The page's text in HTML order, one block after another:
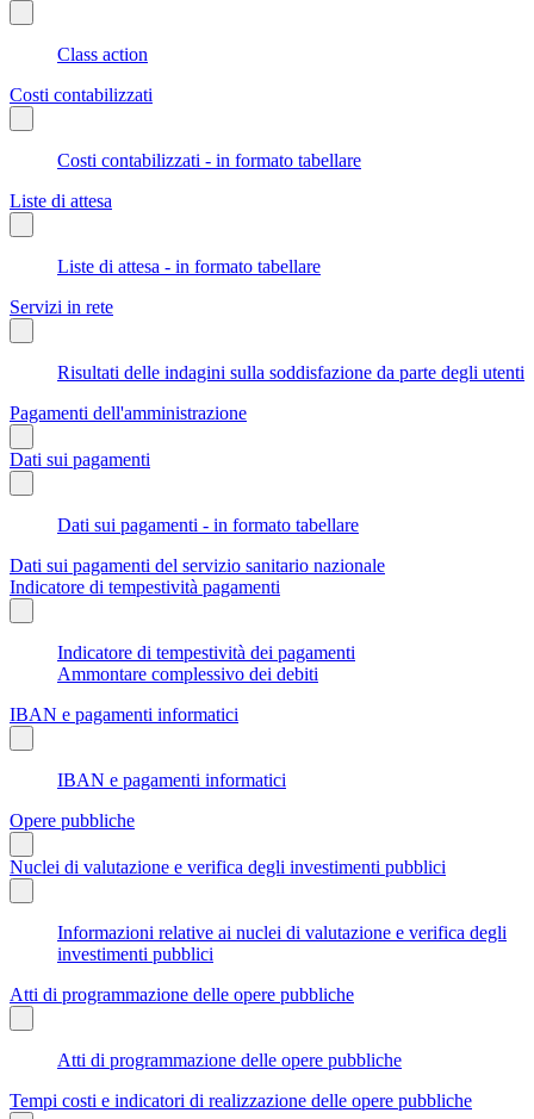
Class action
Costi contabilizzati
Costi contabilizzati - in formato tabellare
Liste di attesa
Liste di attesa - in formato tabellare
Servizi in rete
Risultati delle indagini sulla soddisfazione da parte degli utenti
Pagamenti dell'amministrazione
Dati sui pagamenti
Dati sui pagamenti - in formato tabellare
Dati sui pagamenti del servizio sanitario nazionale
Indicatore di tempestività pagamenti
Indicatore di tempestività dei pagamenti
Ammontare complessivo dei debiti
IBAN e pagamenti informatici
IBAN e pagamenti informatici
Opere pubbliche
Nuclei di valutazione e verifica degli investimenti pubblici
Informazioni relative ai nuclei di valutazione e verifica degli
investimenti pubblici
Atti di programmazione delle opere pubbliche
Atti di programmazione delle opere pubbliche
Tempi costi e indicatori di realizzazione delle opere pubbliche